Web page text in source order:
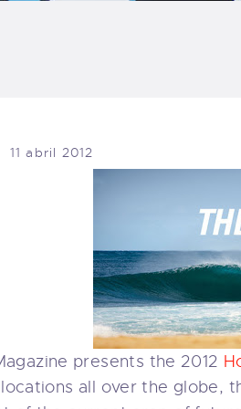
11 abril 2012
presents the 2012
all over the globe,